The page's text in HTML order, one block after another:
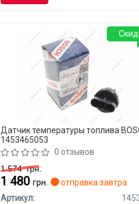
Датчик температуры топлива
1453465053
0 отзывов
1 574грн.
1 480 грн.
отправка завтра
Артикул: